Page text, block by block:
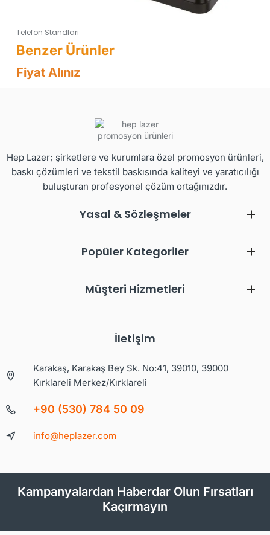
Telefon Standları
Fiyat Alınız
Hep Lazer; şirketlere ve kurumlara özel promosyon ürünleri,
baskı çözümleri ve tekstil baskısında kaliteyi ve yaratıcılığı
buluşturan profesyonel çözüm ortağınızdır.
Yasal & Sözleşmeler
Popüler Kategoriler
Müşteri Hizmetleri
İletişim
Karakaş, Karakaş Bey Sk. No:41, 39010, 39000
Kırklareli Merkez/Kırklareli
+90 (530) 784 50 09
info@heplazer.com
Kampanyalardan Haberdar Olun Fırsatları
Kaçırmayın